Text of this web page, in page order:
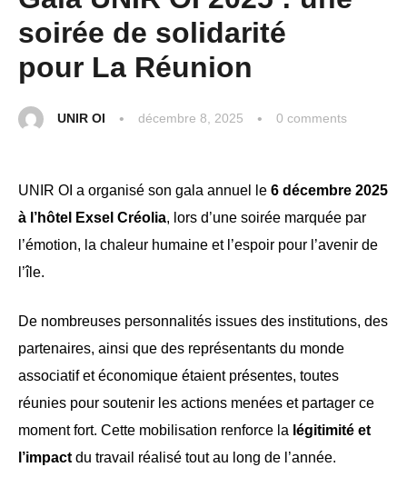
soirée de solidarité
pour La Réunion
UNIR OI décembre 8, 2025 0 comments
UNIR OI a organisé son gala annuel le 6 décembre 2025
à l’hôtel Exsel Créolia, lors d’une soirée marquée par
l’émotion, la chaleur humaine et l’espoir pour l’avenir de
l’île.
De nombreuses personnalités issues des institutions, des
partenaires, ainsi que des représentants du monde
associatif et économique étaient présentes, toutes
réunies pour soutenir les actions menées et partager ce
moment fort. Cette mobilisation renforce la légitimité et
l’impact du travail réalisé tout au long de l’année.